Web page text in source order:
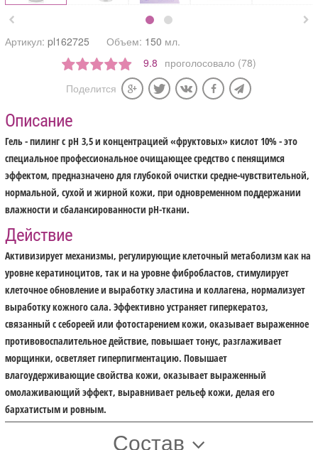
 
Артикул:pl162725 Объем: 150 мл.
9.8 проголосовало (78)
Поделится
Описание
Гель - пилинг с pH 3,5 и концентрацией «фруктовых» кислот 10% - это
специальное профессиональное очищающее средство с пенящимся
эффектом, предназначено для глубокой очистки средне-чувствительной,
нормальной, сухой и жирной кожи, при одновременном поддержании
влажности и сбалансированности pH-ткани.
Действие
Активизирует механизмы, регулирующие клеточный метаболизм как на
уровне кератиноцитов, так и на уровне фибробластов, стимулирует
клеточное обновление и выработку эластина и коллагена, нормализует
выработку кожного сала. Эффективно устраняет гиперкератоз,
связанный с себореей или фотостарением кожи, оказывает выраженное
противовоспалительное действие, повышает тонус, разглаживает
морщинки, осветляет гиперпигментацию. Повышает
влагоудерживающие свойства кожи, оказывает выраженный
омолаживающий эффект, выравнивает рельеф кожи, делая его
бархатистым и ровным.
Состав